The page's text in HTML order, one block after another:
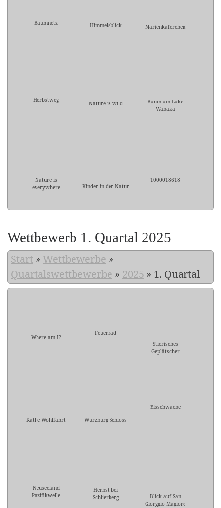
Baumnetz Himmelsblick Marienkäferchen
Herbstweg
Nature is wild
Baum am Lake
Wanaka
Nature is
everywhere
Kinder in der Natur
1000018618
Wettbewerb 1. Quartal 2025
Start » Wettbewerbe »
Quartalswettbewerbe » 2025 » 1. Quartal
Where am I?
Feuerrad
Stierisches
Geplätscher
Käthe Wohlfahrt Würzburg Schloss
Eisschwaene
Neuseeland
Pazifikwelle
Herbst bei
Schlierberg
Blick auf San
Giorggio Magiore